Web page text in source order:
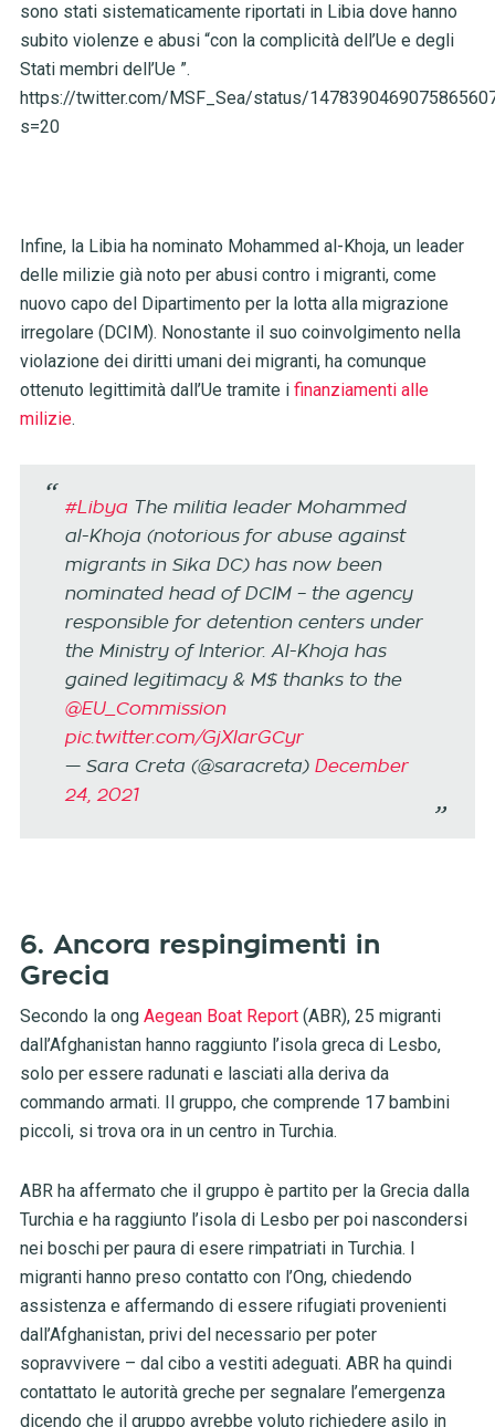
sono stati sistematicamente riportati in Libia dove hanno
subito violenze e abusi “con la complicità dell’Ue e degli
Stati membri dell’Ue ”.
https://twitter.com/MSF_Sea/status/
s=20
Infine, la Libia ha nominato Mohammed al-Khoja, un leader
delle milizie già noto per abusi contro i migranti, come
nuovo capo del Dipartimento per la lotta alla migrazione
irregolare (DCIM). Nonostante il suo coinvolgimento nella
violazione dei diritti umani dei migranti, ha comunque
ottenuto legittimità dall’Ue tramite i finanziamenti alle
milizie.
#LibyaThe militia leader Mohammed
al-Khoja (notorious for abuse against
migrants in Sika DC) has now been
nominated head of DCIM – the agency
responsible for detention centers under
the Ministry of Interior. Al-Khoja has
gained legitimacy & M$ thanks to the
@EU_Commission
pic.twitter.com/GjXIarGCyr
— Sara Creta (@saracreta) December
24, 2021
6. Ancora respingimenti in
Grecia
Secondo la ong Aegean Boat Report(ABR), 25 migranti
dall’Afghanistan hanno raggiunto l’isola greca di Lesbo,
solo per essere radunati e lasciati alla deriva da
commando armati. Il gruppo, che comprende 17 bambini
piccoli, si trova ora in un centro in Turchia.
ABR ha affermato che il gruppo è partito per la Grecia dalla
Turchia e ha raggiunto l’isola di Lesbo per poi nascondersi
nei boschi per paura di esere rimpatriati in Turchia. I
migranti hanno preso contatto con l’Ong, chiedendo
assistenza e affermando di essere rifugiati provenienti
dall’Afghanistan, privi del necessario per poter
sopravvivere – dal cibo a vestiti adeguati. ABR ha quindi
contattato le autorità greche per segnalare l’emergenza
dicendo che il gruppo avrebbe voluto richiedere asilo in